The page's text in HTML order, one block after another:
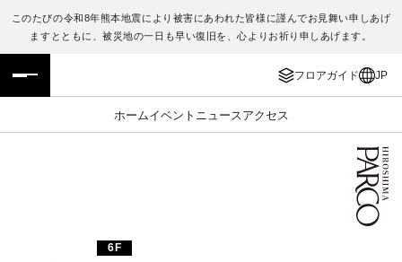
このたびの令和8年熊本地震により被害にあわれた皆様に謹んでお見舞い申しあげ
ますとともに、被災地の一日も早い復旧を、心よりお祈り申しあげます。
フロアガイド JP
ホームイベント ニュース アクセス
フロアガイド
施設案内・アクセス
ENGLISH
繁体字
6F